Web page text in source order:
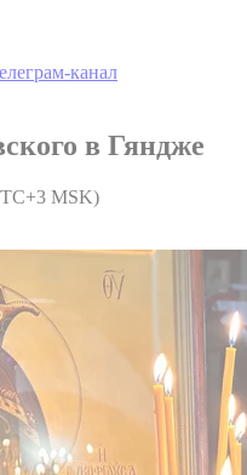
канал
в Гяндже
MSK)